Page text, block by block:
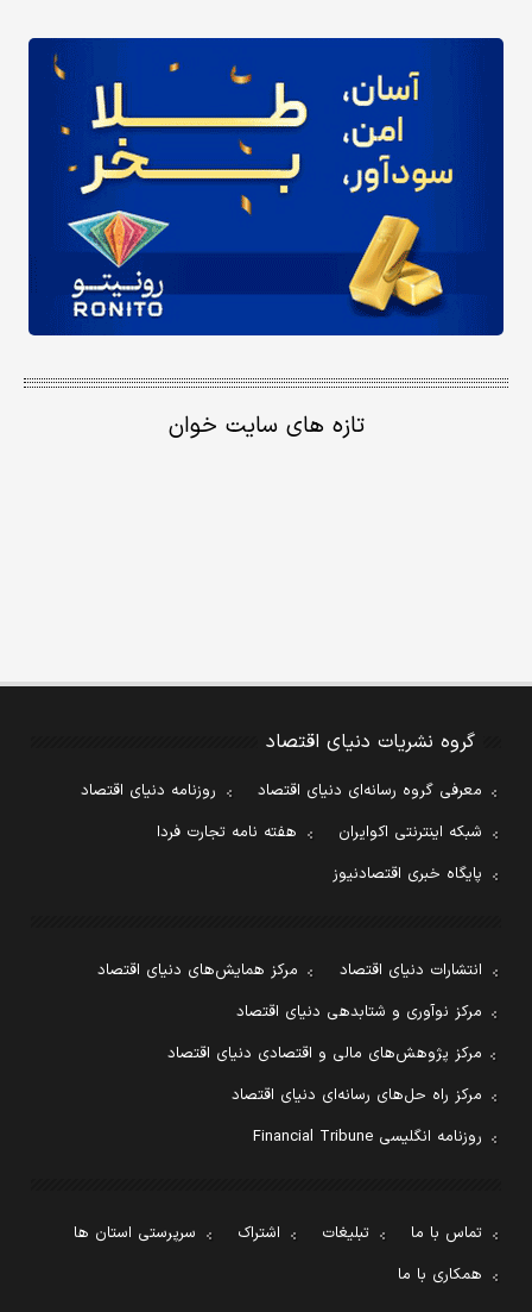
تازه های سایت خوان
گروه نشریات دنیای اقتصاد
معرفی گروه رسانه‌ای دنیای اقتصاد
روزنامه دنیای اقتصاد
شبکه اینترنتی اکوایران
هفته نامه تجارت فردا
پایگاه خبری اقتصادنیوز
انتشارات دنیای اقتصاد
مرکز همایش‌های دنیای اقتصاد
مرکز نوآوری و شتابدهی دنیای اقتصاد
مرکز پژوهش‌های مالی و اقتصادی دنیای اقتصاد
مرکز راه حل‌های رسانه‌ای دنیای اقتصاد
روزنامه انگلیسی Financial Tribune
تماس با ما تبلیغات اشتراک
سرپرستی استان ها
همکاری با ما